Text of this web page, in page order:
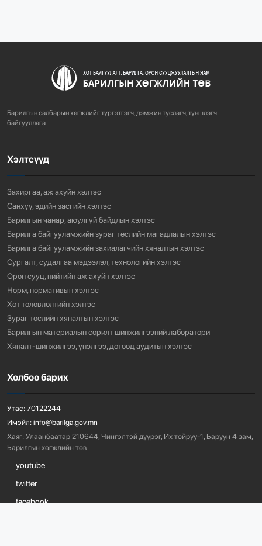
ХОТ БАЙГУУЛАЛТЫН ТУХАЙ ХУУЛИЙН
3 сарын өмнө
Барилгын салбарын хөгжлийг түргэтгэгч, дэмжин туслагч, түншлэгч
байгууллага
Хэлтсүүд
Захиргаа, аж ахуйн хэлтэс
Санхүү, эдийн засгийн хэлтэс
Барилгын чанар, аюулгүй байдлын хэлтэс
Барилга байгууламжийн зураг төслийн магадлалын хэлтэс
Барилга байгууламжийн захиалагчийн хяналтын хэлтэс
Сургалт, судалгаа мэдээлэл, технологийн хэлтэс
Орон сууц, нийтийн аж ахуйн хэлтэс
Норм, нормативын хэлтэс
Хот төлөвлөлтийн хэлтэс
Зураг төслийн хяналтын хэлтэс
Барилгын материалын сорилт шинжилгээний лаборатори
Хяналт-шинжилгээ, үнэлгээ, дотоод аудитын хэлтэс
Холбоо барих
Утас: 70122244
Имэйл: info@barilga.gov.mn
Хаяг: Улаанбаатар 210644, Чингэлтэй дүүрэг, Их тойруу-1, Баруун 4 зам,
Барилгын хөгжлийн төв
youtube
twitter
facebook